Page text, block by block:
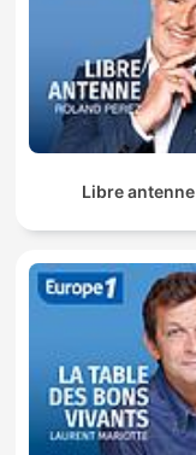
Libre antenne